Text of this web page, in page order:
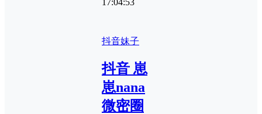
抖音妹子
抖音 崽
崽nana
微密圈